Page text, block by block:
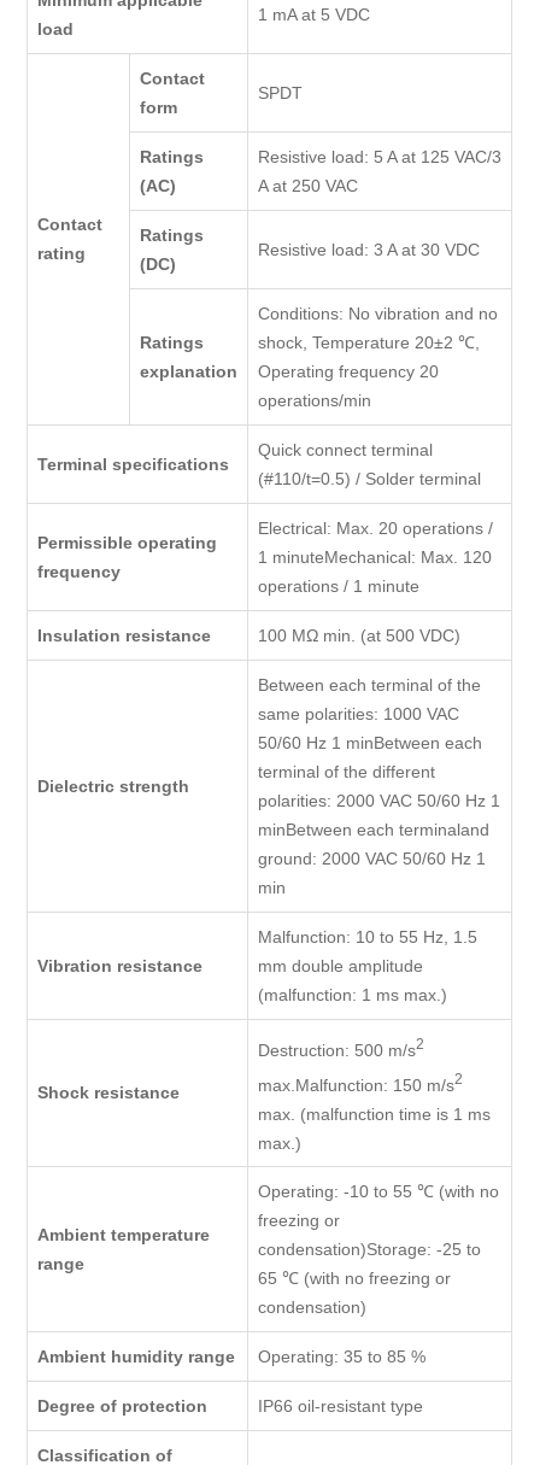
load
1 mA at 5 VDC
Contact
rating
Contact
form
SPDT
Ratings
(AC)
Resistive load: 5 A at 125 VAC/3
A at 250 VAC
Ratings
(DC)
Resistive load: 3 A at 30 VDC
Ratings
explanation
Conditions: No vibration and no
shock, Temperature 20±2 ℃,
Operating frequency 20
operations/min
Terminal specifications
Quick connect terminal
(#110/t=0.5) / Solder terminal
Permissible operating
frequency
Electrical: Max. 20 operations /
1 minuteMechanical: Max. 120
operations / 1 minute
Insulation resistance 100 MΩ min. (at 500 VDC)
Dielectric strength
Between each terminal of the
same polarities: 1000 VAC
50/60 Hz 1 minBetween each
terminal of the different
polarities: 2000 VAC 50/60 Hz 1
minBetween each terminaland
ground: 2000 VAC 50/60 Hz 1
min
Vibration resistance
Malfunction: 10 to 55 Hz, 1.5
mm double amplitude
(malfunction: 1 ms max.)
Shock resistance
Destruction: 500 m/s2
max.Malfunction: 150 m/s2
max. (malfunction time is 1 ms
max.)
Ambient temperature
range
Operating: -10 to 55 ℃ (with no
freezing or
condensation)Storage: -25 to
65 ℃ (with no freezing or
condensation)
Ambient humidity range Operating: 35 to 85 %
Degree of protection IP66 oil-resistant type
Classification of